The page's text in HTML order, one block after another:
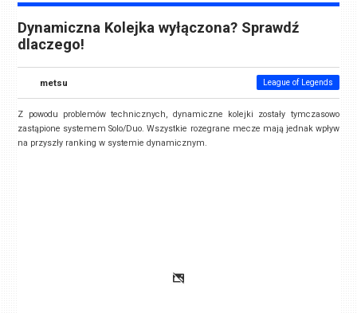
Dynamiczna Kolejka wyłączona? Sprawdź
dlaczego!
metsu League of Legends
Z powodu problemów technicznych, dynamiczne kolejki zostały tymczasowo
zastąpione systemem Solo/Duo. Wszystkie rozegrane mecze mają jednak wpływ
na przyszły ranking w systemie dynamicznym.